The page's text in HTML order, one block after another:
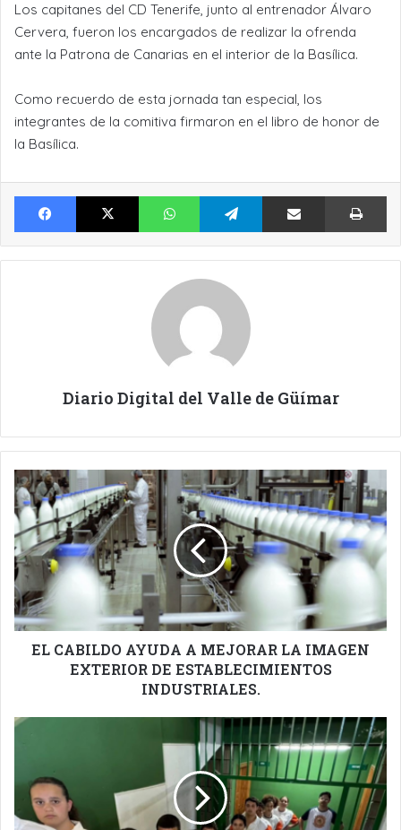
Los capitanes del CD Tenerife, junto al entrenador Álvaro
Cervera, fueron los encargados de realizar la ofrenda
ante la Patrona de Canarias en el interior de la Basílica.
Como recuerdo de esta jornada tan especial, los
integrantes de la comitiva firmaron en el libro de honor de
la Basílica.
Facebook X WhatsApp Telegram Compartir por Email
Diario Digital del Valle de Güímar
EL
CABILDO
AYUDA
A
MEJORAR
LA
IMAGEN
EXTERIOR
DE
ESTABLECIMIENTOS
INDUSTRIALES.
EL CABILDO AYUDA A MEJORAR LA IMAGEN
EXTERIOR DE ESTABLECIMIENTOS
INDUSTRIALES.
EL
IES
MENCEY
ACAYMO